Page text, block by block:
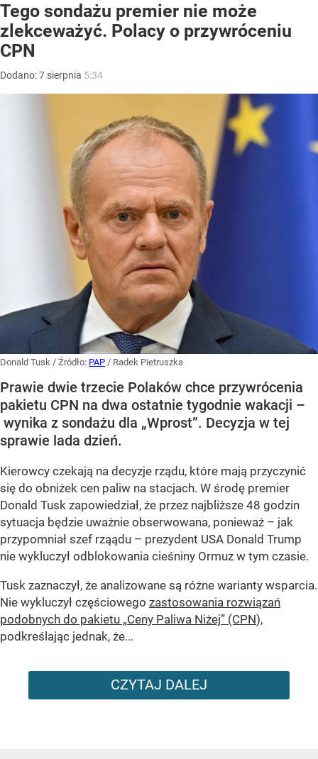
Tego sondażu premier nie może
zlekceważyć. Polacy o przywróceniu
CPN
Dodano:7 sierpnia 5:34
Donald Tusk / Źródło: PAP / Radek Pietruszka
Prawie dwie trzecie Polaków chce przywrócenia
pakietu CPN na dwa ostatnie tygodnie wakacji –
wynika z sondażu dla „Wprost”. Decyzja w tej
sprawie lada dzień.
Kierowcy czekają na decyzje rządu, które mają przyczynić
się do obniżek cen paliw na stacjach. W środę premier
Donald Tusk zapowiedział, że przez najbliższe 48 godzin
sytuacja będzie uważnie obserwowana, ponieważ – jak
przypomniał szef rząądu – prezydent USA Donald Trump
nie wykluczył odblokowania cieśniny Ormuz w tym czasie.
Tusk zaznaczył, że analizowane są różne warianty wsparcia.
Nie wykluczył częściowego zastosowania rozwiązań
podobnych do pakietu „Ceny Paliwa Niżej” (CPN),
podkreślając jednak, że...
CZYTAJ DALEJ